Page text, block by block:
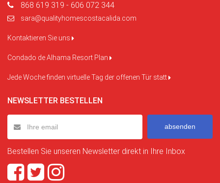
868 619 319 - 606 072 344
sara@qualityhomescostacalida.com
Kontaktieren Sie uns
Condado de Alhama Resort Plan
Jede Woche finden virtuelle Tag der offenen Tür statt
NEWSLETTER BESTELLEN
absenden
Bestellen Sie unseren Newsletter direkt in Ihre Inbox